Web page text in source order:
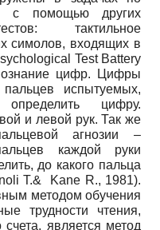
с помощью других
тактильное
симолов, входящих в
Test Battery
цифр. Цифры
испытуемых,
цифру.
и левой рук. Так же
агнозии –
каждой руки
до какого пальца
T.& Kane R., 1981).
методом обучения
трудности чтения,
является метод